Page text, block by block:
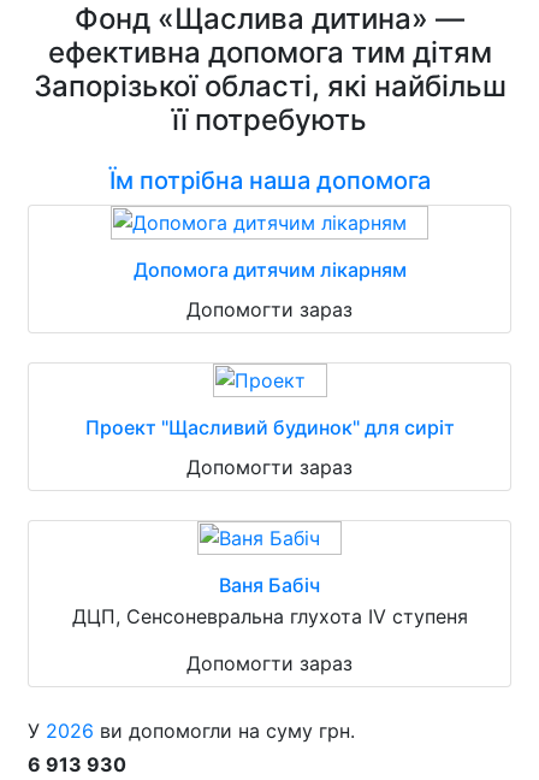
Фонд «Щаслива дитина» —
ефективна допомога тим дітям
Запорізької області, які найбільш
її потребують
Їм потрібна наша допомога
Допомога дитячим лікарням
Допомогти зараз
Проект "Щасливий будинок" для сиріт
Допомогти зараз
Ваня Бабіч
ДЦП, Сенсоневральна глухота IV ступеня
Допомогти зараз
У 2026 ви допомогли на суму грн.
6 913 930